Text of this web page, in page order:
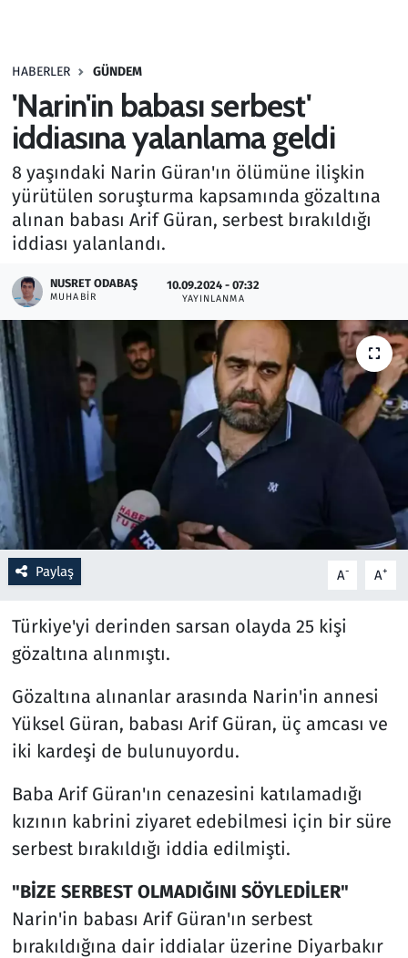
HABERLER GÜNDEM
'Narin'in babası serbest'
iddiasına yalanlama geldi
8 yaşındaki Narin Güran'ın ölümüne ilişkin
yürütülen soruşturma kapsamında gözaltına
alınan babası Arif Güran, serbest bırakıldığı
iddiası yalanlandı.
NUSRET ODABAŞ
MUHABIR
10.09.2024 - 07:32
YAYINLANMA
Paylaş A- A+
Türkiye'yi derinden sarsan olayda 25 kişi
gözaltına alınmıştı.
Gözaltına alınanlar arasında Narin'in annesi
Yüksel Güran, babası Arif Güran, üç amcası ve
iki kardeşi de bulunuyordu.
Baba Arif Güran'ın cenazesini katılamadığı
kızının kabrini ziyaret edebilmesi için bir süre
serbest bırakıldığı iddia edilmişti.
"BİZE SERBEST OLMADIĞINI SÖYLEDİLER"
Narin'in babası Arif Güran'ın serbest
bırakıldığına dair iddialar üzerine Diyarbakır
Haber
Kültür Sanat
Kurumsal Haberler
Lezzet Durağı
Oyun
Ramazan
Resmi İlanlar
Rüya Tabirleri
Savunma Sanayi
Seçim 2023
Teknoloji ve Bilim